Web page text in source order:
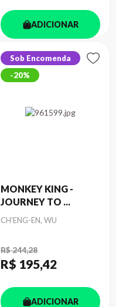
ADICIONAR
Sob Encomenda
20%
MONKEY KING -
JOURNEY TO ...
Autor
CH'ENG-EN, WU
R$ 244,28
R$ 195,42
ADICIONAR